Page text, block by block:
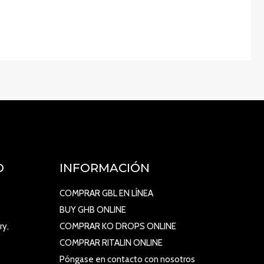
INFORMACIÓN
COMPRAR GBL EN LÍNEA
BUY GHB ONLINE
COMPRAR KO DROPS ONLINE
COMPRAR RITALIN ONLINE
Póngase en contacto con nosotros